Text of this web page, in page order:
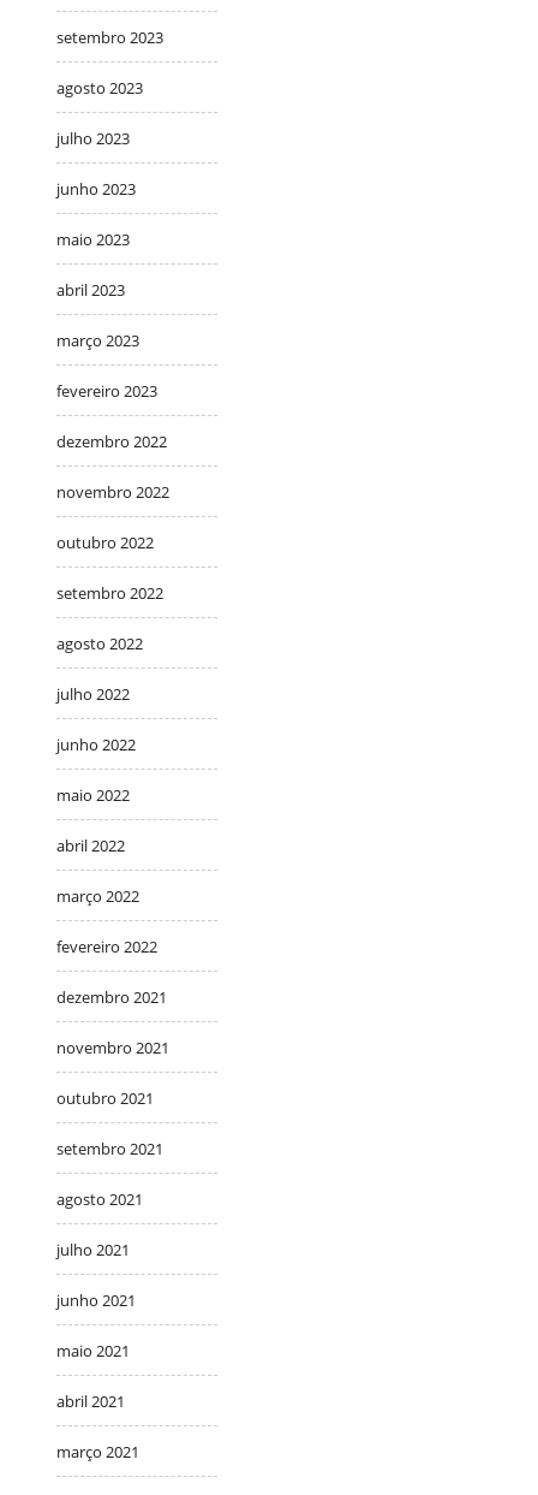
setembro 2023
agosto 2023
julho 2023
junho 2023
maio 2023
abril 2023
março 2023
fevereiro 2023
dezembro 2022
novembro 2022
outubro 2022
setembro 2022
agosto 2022
julho 2022
junho 2022
maio 2022
abril 2022
março 2022
fevereiro 2022
dezembro 2021
novembro 2021
outubro 2021
setembro 2021
agosto 2021
julho 2021
junho 2021
maio 2021
abril 2021
março 2021